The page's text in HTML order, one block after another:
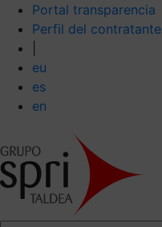
Portal transparencia
Perfil del contratante
eu
es
en